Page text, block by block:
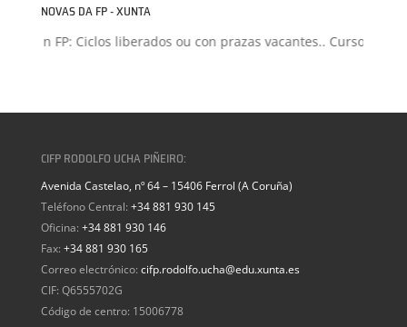
NOVAS DA FP - XUNTA
FP: Ciclos liberados ou con prazas vacantes.. Curso 2026-
CIFP RODOLFO UCHA PIÑEIRO:
Avenida Castelao, nº 64 – 15406 Ferrol (A Coruña)
Teléfono Central: +34 881 930 145
Oficina: +34 881 930 146
Fax: +34 881 930 165
Correo electrónico: cifp.rodolfo.ucha@edu.xunta.es
CIF: Q6555702G
Código de centro: 15006778